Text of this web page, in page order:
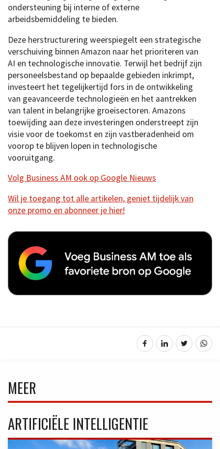
ondersteuning bij interne of externe
arbeidsbemiddeling te bieden.
Deze herstructurering weerspiegelt een strategische
verschuiving binnen Amazon naar het prioriteren van
AI en technologische innovatie. Terwijl het bedrijf zijn
personeelsbestand op bepaalde gebieden inkrimpt,
investeert het tegelijkertijd fors in de ontwikkeling
van geavanceerde technologieën en het aantrekken
van talent in belangrijke groeisectoren. Amazons
toewijding aan deze investeringen onderstreept zijn
visie voor de toekomst en zijn vastberadenheid om
voorop te blijven lopen in technologische
vooruitgang.
Volg Business AM ook op Google Nieuws
Wil je toegang tot alle artikelen, geniet tijdelijk van
onze promo en abonneer je hier!
MEER
ARTIFICIËLE INTELLIGENTIE